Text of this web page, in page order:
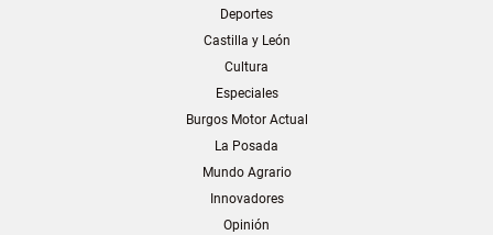
Deportes
Castilla y León
Cultura
Especiales
Burgos Motor Actual
La Posada
Mundo Agrario
Innovadores
Opinión